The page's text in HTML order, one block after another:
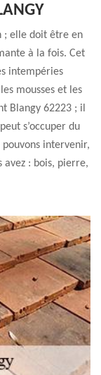
; elle doit être en
à la fois. Cet
intempéries
mousses et les
Blangy 62223 ; il
s’occuper du
intervenir,
avez : bois, pierre,